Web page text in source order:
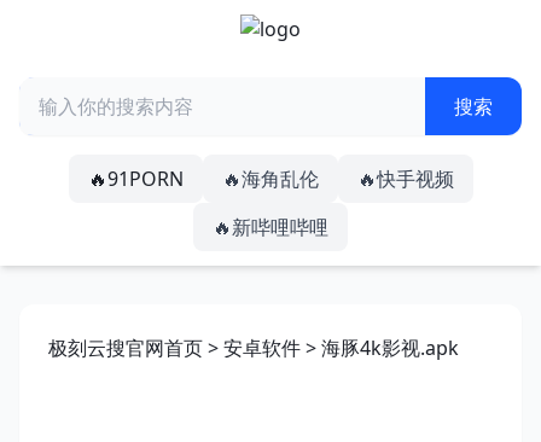
🔥91PORN 🔥海角乱伦
🔥快手视频
🔥新哔哩哔哩
极刻云搜官网首页>安卓软件> 海豚4k影视.apk